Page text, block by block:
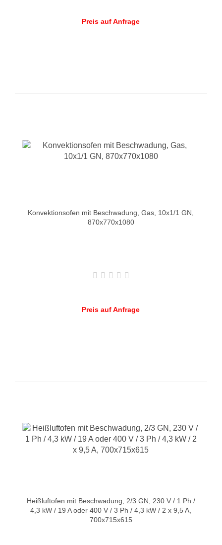
Preis auf Anfrage
Konvektionsofen mit Beschwadung, Gas, 10x1/1 GN,
870x770x1080
Preis auf Anfrage
Heißluftofen mit Beschwadung, 2/3 GN, 230 V / 1 Ph /
4,3 kW / 19 A oder 400 V / 3 Ph / 4,3 kW / 2 x 9,5 A,
700x715x615